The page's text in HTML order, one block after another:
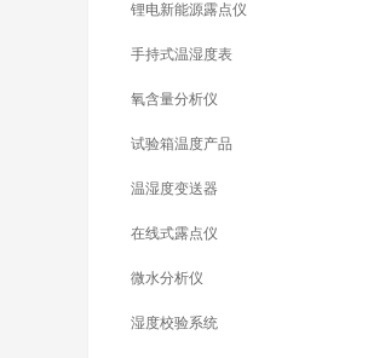
锂电新能源露点仪
手持式温湿度表
氧含量分析仪
试验箱温度产品
温湿度变送器
在线式露点仪
微水分析仪
湿度校验系统